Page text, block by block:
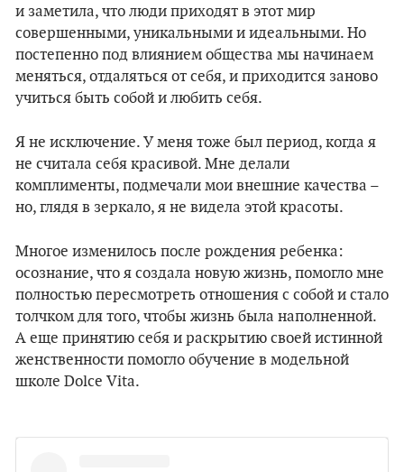
и заметила, что люди приходят в этот мир
совершенными, уникальными и идеальными. Но
постепенно под влиянием общества мы начинаем
меняться, отдаляться от себя, и приходится заново
учиться быть собой и любить себя.
Я не исключение. У меня тоже был период, когда я
не считала себя красивой. Мне делали
комплименты, подмечали мои внешние качества –
но, глядя в зеркало, я не видела этой красоты.
Многое изменилось после рождения ребенка:
осознание, что я создала новую жизнь, помогло мне
полностью пересмотреть отношения с собой и стало
толчком для того, чтобы жизнь была наполненной.
А еще принятию себя и раскрытию своей истинной
женственности помогло обучение в модельной
школе Dolce Vita.